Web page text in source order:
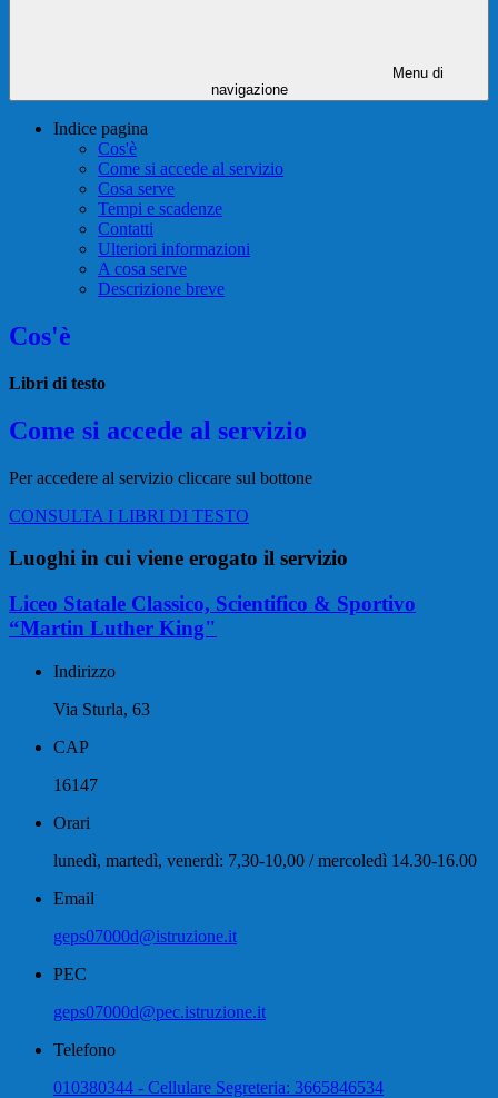
Menu di
navigazione
Indice pagina
Cos'è
Come si accede al servizio
Cosa serve
Tempi e scadenze
Contatti
Ulteriori informazioni
A cosa serve
Descrizione breve
Cos'è
Libri di testo
Come si accede al servizio
Per accedere al servizio cliccare sul bottone
CONSULTA I LIBRI DI TESTO
Luoghi in cui viene erogato il servizio
Liceo Statale Classico, Scientifico & Sportivo
“Martin Luther King"
Indirizzo
Via Sturla, 63
CAP
16147
Orari
lunedì, martedì, venerdì: 7,30-10,00 / mercoledì 14.30-16.00
Email
geps07000d@istruzione.it
PEC
geps07000d@pec.istruzione.it
Telefono
010380344 - Cellulare Segreteria: 3665846534